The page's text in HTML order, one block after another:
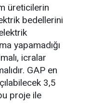
üreticilerin
bedellerini
yapamadığı
icralar
GAP en
3,5
proje ile